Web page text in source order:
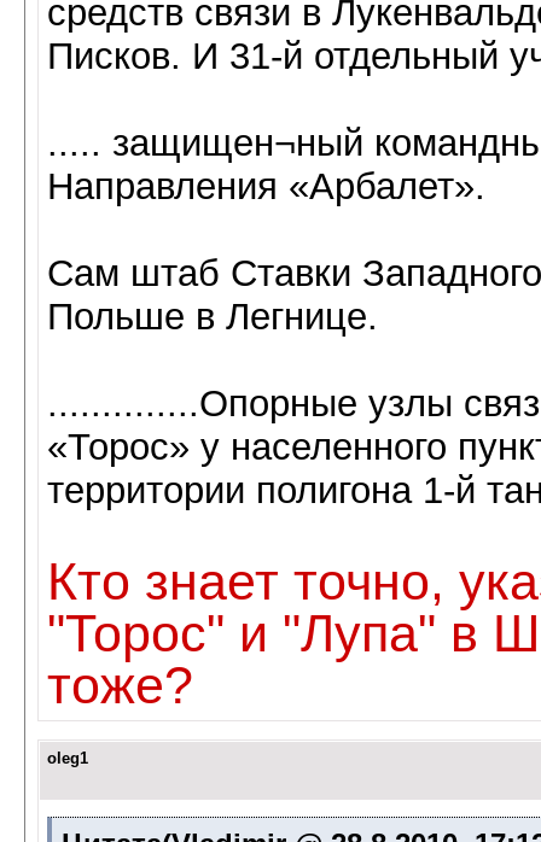
средств связи в
Писков. И 31-й отдельный
..... защищен¬ный
Направления «Арбалет».
Сам штаб Ставки
Польше в Легнице.
..............Опорные узлы
«Торос» у населенного
территории полигона 1-й
Кто знает точно,
"Торос" и "Лупа" в
тоже?
oleg1